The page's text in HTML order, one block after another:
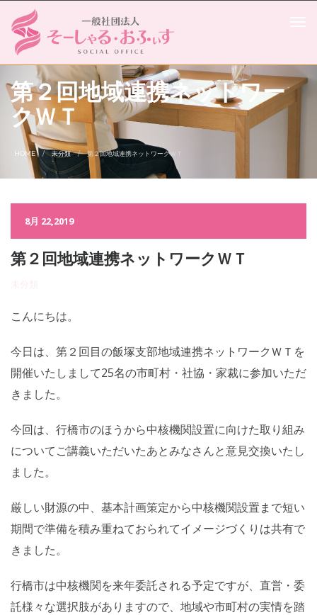
第２回地域連携ネットワー
クＷＴ
HOME 未分類 第２回地域連携ネットワークＷＴ
8月 22,2019
第２回地域連携ネットワークＷＴ
こんにちは。
今日は、第２回目の飯塚支部地域連携ネットワークＷＴを
開催いたしまして25名の市町村・社協・家裁に参加いただ
きました。
今回は、行橋市のほうから中核機関設置に向けた取り組み
についてご講義いただいたあとみなさんと意見交換いたし
ました。
厳しい財源の中、基本計画策定から中核機関設置まで短い
期間で準備を積み重ねておられてイメージづくりは共有で
きました。
行橋市は中核機関を来年委託される予定ですが、直営・委
託様々な選択肢がありますので、地域や市町村の実情を踏